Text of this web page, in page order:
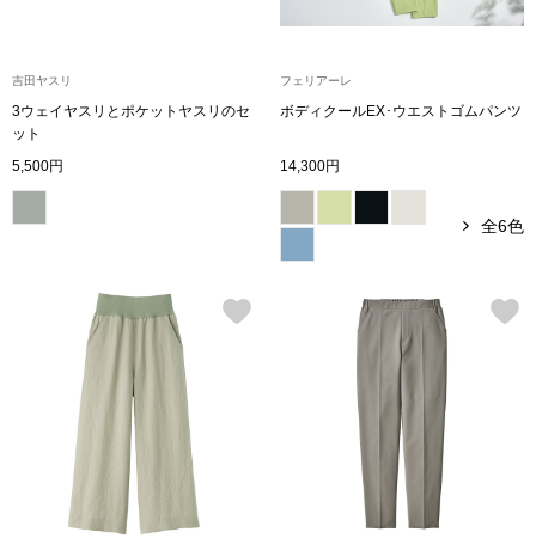
すべて見る
ア
和装小物
その他
ザ･ノース･フ
ヘリーハンセン
カンタベリー
吉田ヤスリ
3ウェイヤスリとポケットヤスリのセ
ット
5,500円
フェリアーレ
ボディクールEX･ウエストゴムパンツ
14,300円
全6色